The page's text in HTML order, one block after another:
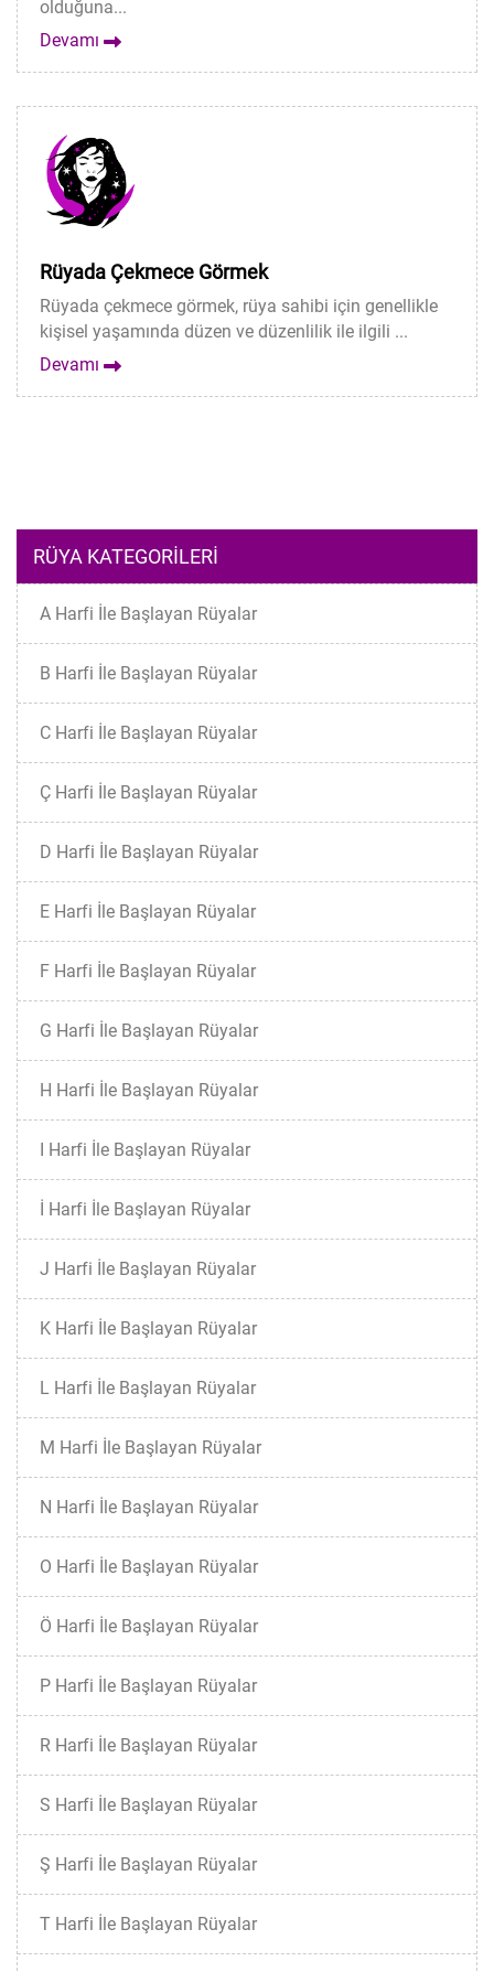
olduğuna...
Devamı
Rüyada Çekmece Görmek
Rüyada çekmece görmek, rüya sahibi için genellikle
kişisel yaşamında düzen ve düzenlilik ile ilgili ...
Devamı
RÜYA KATEGORILERI
A Harfi İle Başlayan Rüyalar
B Harfi İle Başlayan Rüyalar
C Harfi İle Başlayan Rüyalar
Ç Harfi İle Başlayan Rüyalar
D Harfi İle Başlayan Rüyalar
E Harfi İle Başlayan Rüyalar
F Harfi İle Başlayan Rüyalar
G Harfi İle Başlayan Rüyalar
H Harfi İle Başlayan Rüyalar
I Harfi İle Başlayan Rüyalar
İ Harfi İle Başlayan Rüyalar
J Harfi İle Başlayan Rüyalar
K Harfi İle Başlayan Rüyalar
L Harfi İle Başlayan Rüyalar
M Harfi İle Başlayan Rüyalar
N Harfi İle Başlayan Rüyalar
O Harfi İle Başlayan Rüyalar
Ö Harfi İle Başlayan Rüyalar
P Harfi İle Başlayan Rüyalar
R Harfi İle Başlayan Rüyalar
S Harfi İle Başlayan Rüyalar
Ş Harfi İle Başlayan Rüyalar
T Harfi İle Başlayan Rüyalar